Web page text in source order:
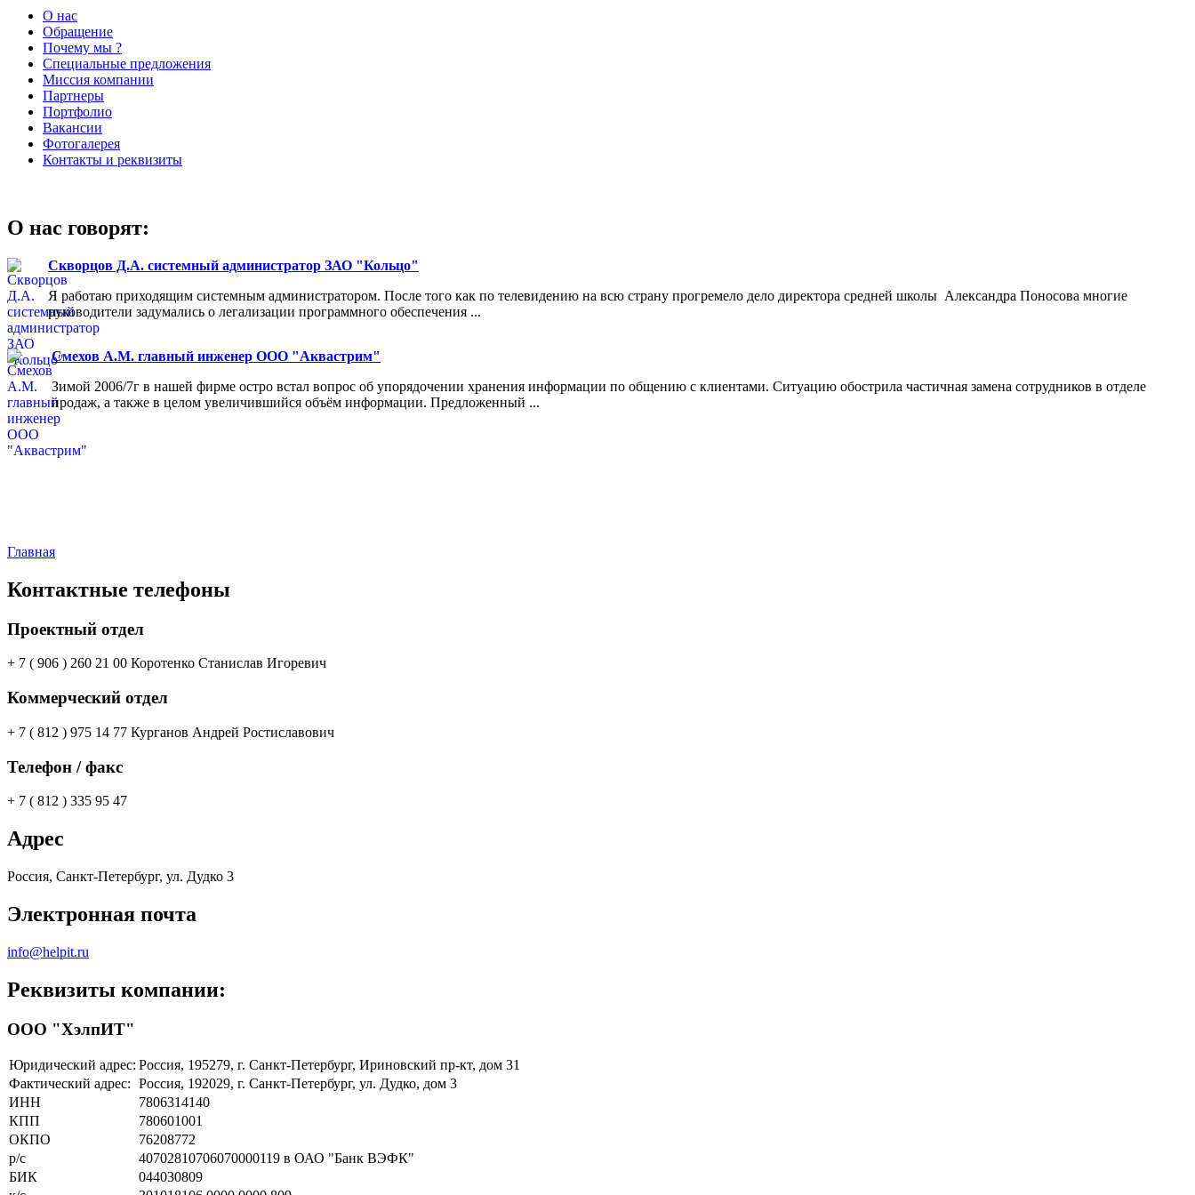
О нас
Обращение
Почему мы ?
Специальные предложения
Миссия компании
Партнеры
Портфолио
Вакансии
Фотогалерея
Контакты и реквизиты
О нас говорят:
Скворцов Д.А. системный администратор ЗАО "Кольцо"
Я работаю приходящим системным администратором. После того как по телевидению на всю страну прогремело дело директора средней школы Александра Поносова многие
руководители задумались о легализации программного обеспечения ...
Смехов А.М. главный инженер ООО "Аквастрим"
Зимой 2006/7г в нашей фирме остро встал вопрос об упорядочении хранения информации по общению с клиентами. Ситуацию обострила частичная замена сотрудников в отделе
продаж, а также в целом увеличившийся объём информации. Предложенный ...
Главная
Контактные телефоны
Проектный отдел
+ 7 ( 906 ) 260 21 00 Коротенко Станислав Игоревич
Коммерческий отдел
+ 7 ( 812 ) 975 14 77 Курганов Андрей Ростиславович
Телефон / факс
+ 7 ( 812 ) 335 95 47
Адрес
Россия, Санкт-Петербург, ул. Дудко 3
Электронная почта
info@helpit.ru
Реквизиты компании:
ООО "ХэлпИТ"
Юридический адрес: Россия, 195279, г. Санкт-Петербург, Ириновский пр-кт, дом 31
Фактический адрес: Россия, 192029, г. Санкт-Петербург, ул. Дудко, дом 3
ИНН
7806314140
КПП
780601001
ОКПО
76208772
р/с
40702810706070000119 в ОАО "Банк ВЭФК"
БИК
044030809